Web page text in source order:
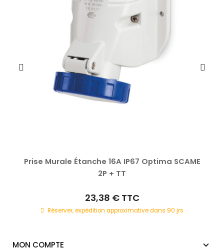
Prise Murale Étanche 16A IP67 Optima SCAME
2P + TT
23,38 € TTC
Réserver, expédition approximative dans 90 jrs
MON COMPTE